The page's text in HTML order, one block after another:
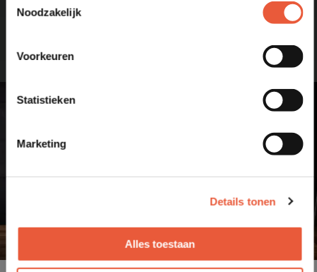
Noodzakelijk
Voorkeuren
Statistieken
Marketing
Details tonen
Alles toestaan
Door op Registreren te klikken, bevestigt u dat u onze Algemene Voorwaarden hebt gelezen